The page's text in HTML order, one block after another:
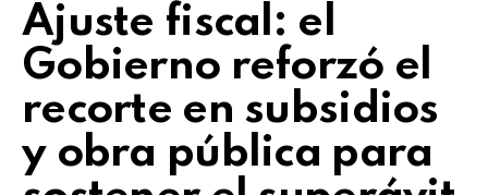
Ajuste fiscal: el
Gobierno reforzó el
recorte en subsidios
y obra pública para